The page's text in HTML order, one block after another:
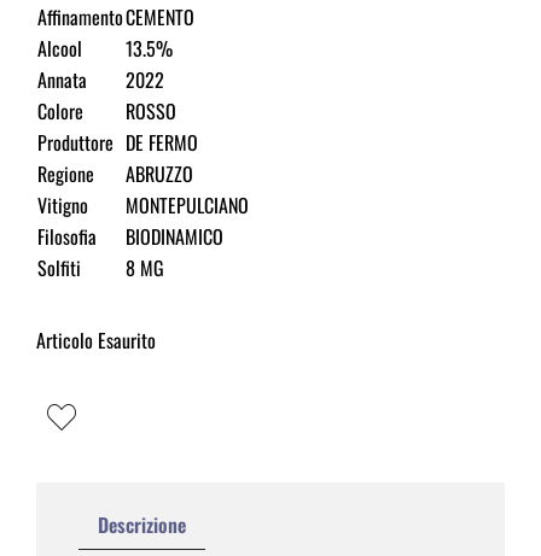
AffinamentoCEMENTO
Alcool
13.5%
Annata
2022
Colore
ROSSO
Produttore DE FERMO
Regione
ABRUZZO
Vitigno
MONTEPULCIANO
Filosofia
BIODINAMICO
Solfiti
8 MG
Articolo Esaurito
Descrizione